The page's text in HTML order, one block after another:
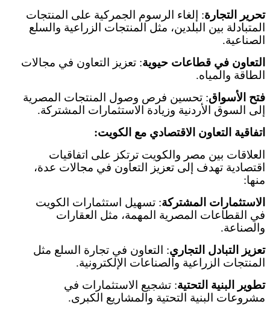
تحرير التجارة:
إلغاء الرسوم الجمركية على المنتجات
المتبادلة بين البلدين، مثل المنتجات الزراعية والسلع
الصناعية.
التعاون في قطاعات حيوية: تعزيز التعاون في مجالات
الطاقة والمياه.
فتح الأسواق: تحسين فرص وصول المنتجات المصرية
إلى السوق الأردنية وزيادة الاستثمارات المشتركة.
اتفاقية التعاون الاقتصادي مع الكويت:
العلاقات بين مصر والكويت ترتكز على اتفاقيات
اقتصادية تهدف إلى تعزيز التعاون في مجالات عدة،
منها:
الاستثمارات المشتركة: تسهيل استثمارات الكويت
في القطاعات المصرية المهمة، مثل العقارات
والصناعة.
تعزيز التبادل التجاري:
التعاون في تجارة السلع مثل
المنتجات الزراعية والصناعات الإلكترونية.
تطوير البنية التحتية: تشجيع الاستثمارات في
مشروعات البنية التحتية والمشاريع الكبرى.